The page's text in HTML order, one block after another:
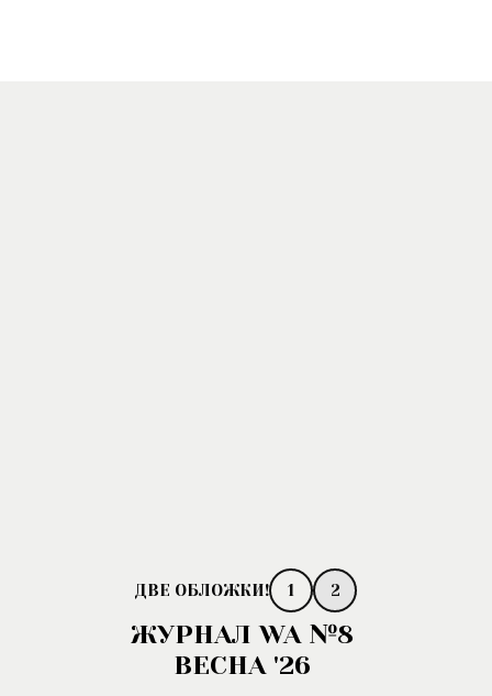
1 2
ЖУРНАЛ WA №8
ВЕСНА '26